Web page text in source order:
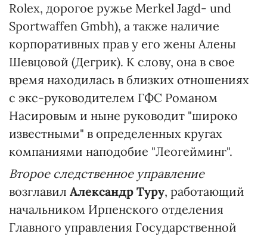
Rolex, дорогое ружье Merkel Jagd- und
Sportwaffen Gmbh), а также наличие
корпоративных прав у его жены Алены
Шевцовой (Дегрик). К слову, она в свое
время находилась в близких отношениях
с экс-руководителем ГФС Романом
Насировым и ныне руководит "широко
известными" в определенных кругах
компаниями наподобие "Леогейминг".
Второе следственное управление
возглавил Александр Туру, работающий
начальником Ирпенского отделения
Главного управления Государственной